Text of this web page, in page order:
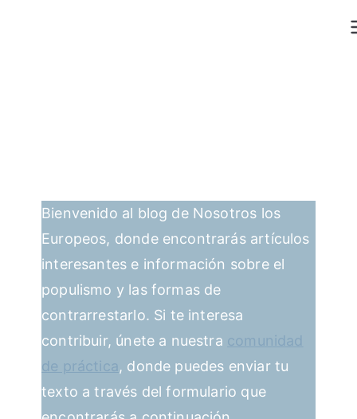
Bienvenido al blog de Nosotros los
Europeos, donde encontrarás artículos
interesantes e información sobre el
populismo y las formas de
contrarrestarlo. Si te interesa
contribuir, únete a nuestra comunidad
de práctica, donde puedes enviar tu
texto a través del formulario que